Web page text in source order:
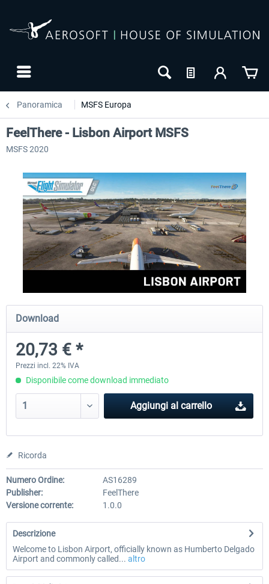
Panoramica MSFS Europa
Aerosoft Airport Cologne/Bonn
18,40 € *
FeelThere - Lisbon Airport MSFS
MSFS 2020
Download
20,73 € *
Prezzi incl. 22% IVA
Disponibile come download immediato
Aggiungi al carrello
Ricorda
Numero Ordine:
AS16289
Publisher:
FeelThere
Versione corrente:
1.0.0
Descrizione
Welcome to Lisbon Airport, officially known as Humberto Delgado
Airport and commonly called... altro